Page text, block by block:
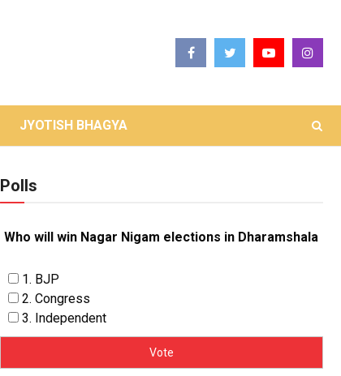
JYOTISH BHAGYA
Polls
Who will win Nagar Nigam elections in Dharamshala
1. BJP
2. Congress
3. Independent